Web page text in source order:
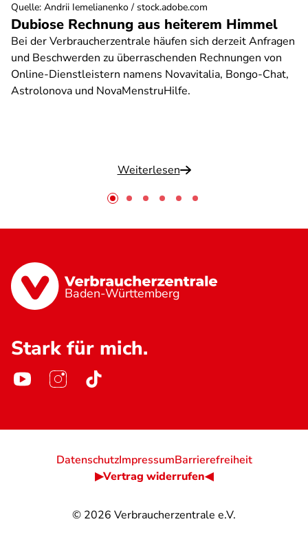
Dubiose Rechnung aus heiterem Himmel
Bei der Verbraucherzentrale häufen sich derzeit Anfragen
und Beschwerden zu überraschenden Rechnungen von
Online-Dienstleistern namens Novavitalia, Bongo-Chat,
Astrolonova und NovaMenstruHilfe.
Weiterlesen
Quelle: Andrii Iemelianenko / stock.adobe.com
Baden-Württemberg
Stark für mich.
© 2026 Verbraucherzentrale e.V.
DatenschutzImpressumBarrierefreiheit
▶Vertrag widerrufen◀